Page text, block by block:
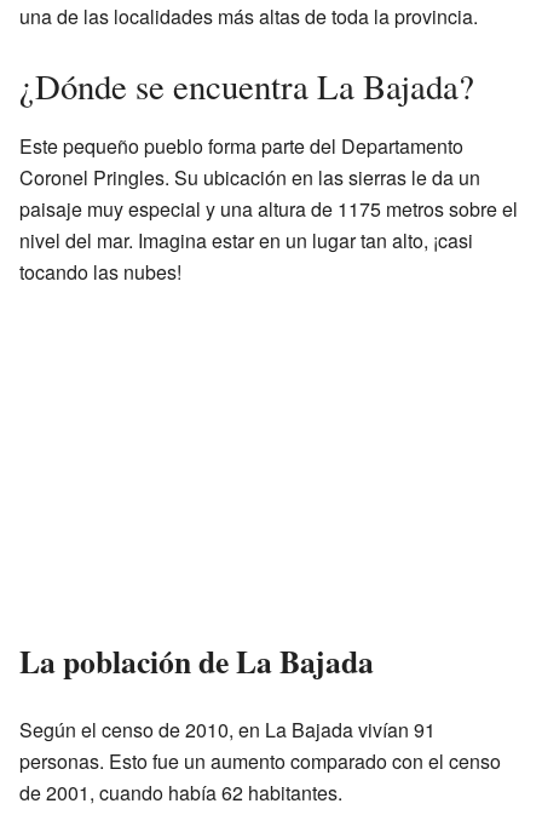
una de las localidades más altas de toda la provincia.
¿Dónde se encuentra La Bajada?
Este pequeño pueblo forma parte del Departamento
Coronel Pringles. Su ubicación en las sierras le da un
paisaje muy especial y una altura de 1175 metros sobre el
nivel del mar. Imagina estar en un lugar tan alto, ¡casi
tocando las nubes!
La población de La Bajada
Según el censo de 2010, en La Bajada vivían 91
personas. Esto fue un aumento comparado con el censo
de 2001, cuando había 62 habitantes.